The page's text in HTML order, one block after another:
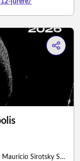
jurere/
Stage Music Park - Rodovia Jornalista Maurício Sirotsky Sobrinho, 1050 - Jurerê, Florianópolis, SC - 88053-700 - Florianópolis/Santa Catarina